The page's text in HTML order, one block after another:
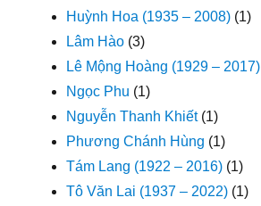
Huỳnh Hoa (1935 – 2008) (1)
Lâm Hào (3)
Lê Mộng Hoàng (1929 – 2017)
Ngọc Phu (1)
Nguyễn Thanh Khiết(1)
Phương Chánh Hùng (1)
Tám Lang (1922 – 2016) (1)
Tô Văn Lai (1937 – 2022) (1)